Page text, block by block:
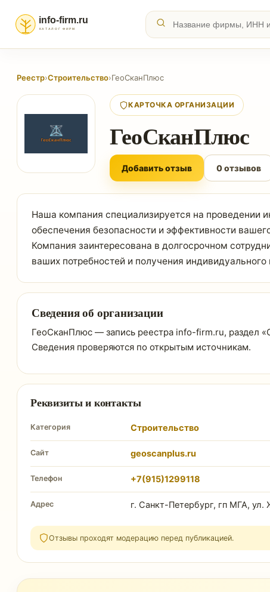
Реестр›Строительство›ГеоСканПлюс
КАРТОЧКА ОРГАНИЗАЦИИ
ГеоСканПлюс
Добавить отзыв 0 отзывов
Наша компания специализируется на проведении
обеспечения безопасности и эффективности
Компания заинтересована в долгосрочном
ваших потребностей и получения
Сведения об организации
ГеоСканПлюс — запись реестра info-firm.ru, раздел
Сведения проверяются по открытым источникам.
Реквизиты и контакты
Категория Строительство
Сайт geoscanplus.ru
Телефон +7(915)1299118
Адрес г. Санкт-Петербург, гп МГА, ул.
Отзывы проходят модерацию перед публикацией.